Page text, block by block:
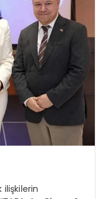
ilişkilerin